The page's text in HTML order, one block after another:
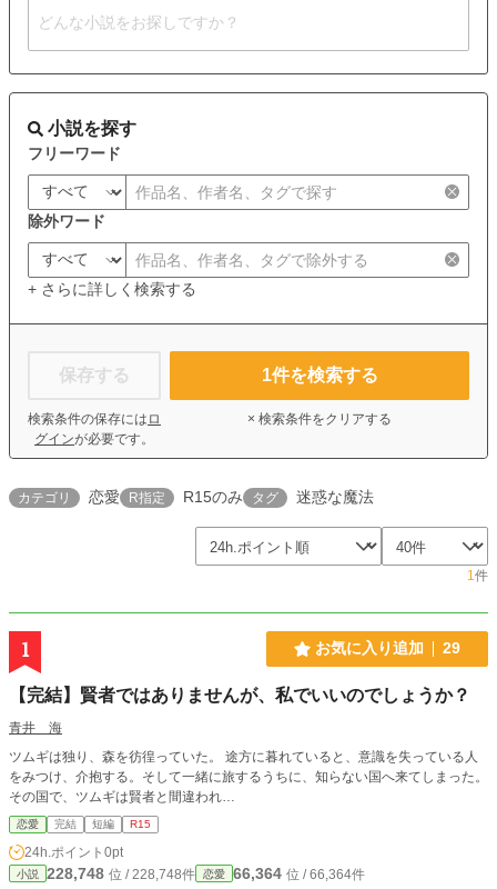
小説を探す
フリーワード
除外ワード
+ さらに詳しく検索する
保存する
検索条件の保存には ロ
グインが必要です。
1件を検索する
× 検索条件をクリアする
カテゴリ 恋愛 R指定 R15のみ タグ 迷惑な魔法
1件
1 お気に入り追加 29
【完結】賢者ではありませんが、私でいいのでしょうか？
青井 海
ツムギは独り、森を彷徨っていた。 途方に暮れていると、意識を失っている人
をみつけ、介抱する。そして一緒に旅するうちに、知らない国へ来てしまった。
その国で、ツムギは賢者と間違われ…
恋愛 完結 短編 R15
24h.ポイント 0pt
小説 228,748 位 / 228,748件 恋愛 66,364 位 / 66,364件